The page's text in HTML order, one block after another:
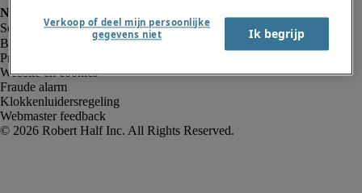
Bedrijfsinformatie
Privacyverklaring
Website en cookies
Fraude alarm
Klokkenluidersregeling
Webmaster feedback
Verkoop of deel mijn persoonlijke
gegevens niet
Ik begrijp